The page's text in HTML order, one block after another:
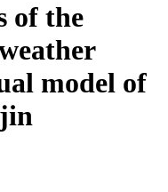
of the
model of